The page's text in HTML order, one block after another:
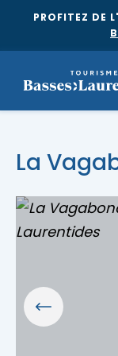
PROFITEZ DE
Quoi faire
Où dormir
Escapades
La